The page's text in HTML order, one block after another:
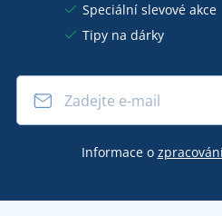
Speciální slevové akce
Tipy na dárky
Informace o